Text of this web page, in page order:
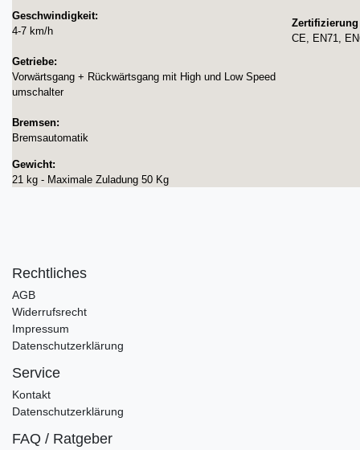
Geschwindigkeit:
4-7 km/h
Getriebe:
Vorwärtsgang + Rückwärtsgang mit High und Low Speed
umschalter​
Bremsen:
Bremsautomatik
Gewicht:
21 kg - Maximale Zuladung 50 Kg​
Zertifizierung
CE, EN71,
Rechtliches
AGB
Widerrufsrecht
Impressum
Datenschutzerklärung
Service
Kontakt
Datenschutzerklärung
FAQ / Ratgeber